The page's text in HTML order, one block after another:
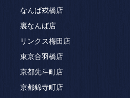
なんば戎橋店
裏なんば店
リンクス梅田店
東京合羽橋店
京都先斗町店
京都錦寺町店